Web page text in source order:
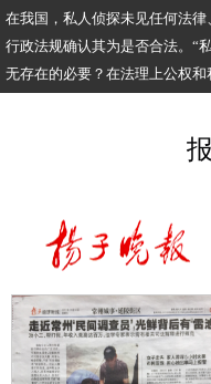
在我国，私人侦探未见任何法律
行政法规确认其为是否合法。“
无存在的必要？在法理上公权和